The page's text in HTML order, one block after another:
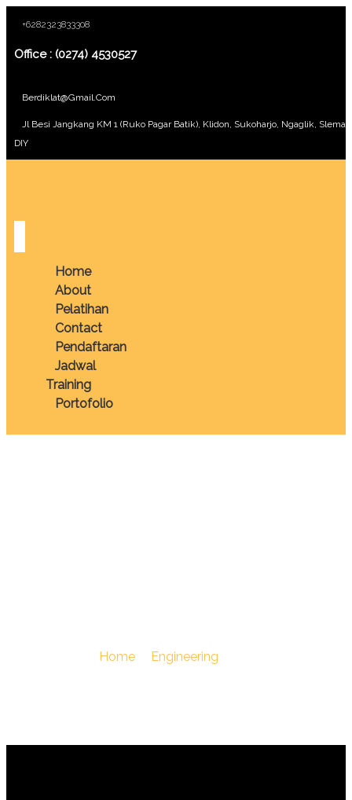
+6282323833308
Office : (0274) 4530527
Berdiklat@gmail.com
Jl Besi Jangkang KM 1 (Ruko Pagar Batik), Klidon, Sukoharjo, Ngaglik,
DIY
Home
About
Pelatihan
Contact
Pendaftaran
Jadwal
Training
Portofolio
Home Engineering